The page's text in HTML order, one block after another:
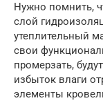
Нужно помнить,
слой
утеплительный
свои
промерзать,
избыток влаги
элементы